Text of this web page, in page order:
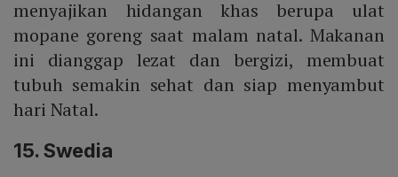
menyajikan hidangan khas berupa ulat
mopane goreng saat malam natal. Makanan
ini dianggap lezat dan bergizi, membuat
tubuh semakin sehat dan siap menyambut
hari Natal.
15. Swedia